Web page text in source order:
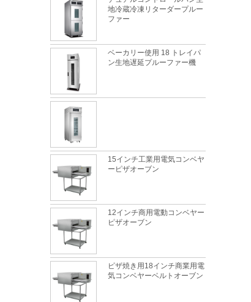
地冷蔵冷凍リターダープルー
ファー
ベーカリー使用 18 トレイパ
ン生地遅延プルーファー機
15インチ工業用電気コンベヤ
ーピザオーブン
12インチ商用電動コンベヤー
ピザオーブン
ピザ焼き用18インチ商業用電
気コンベヤーベルトオーブン
天板のトレイに最適な金属素材は何ですか?
これは完全に真実です。金属製の天板は、食
品に安全で、優れた熱伝導率、優れた耐久
性、長寿命、低価格という特徴を備えてお
り、依然として天板市場で主導的な役割を果
たしています。
最も一般的な問題と製パン中の10の理由
この箇所では、最も一般的な問題とその原因
について説明します。
グルテン形成に影響する主な要因は何ですか
毎日のベーキングで最も一般的で基本的な材
料の1つとして、小麦粉は見た目ほど単純で
はないため、パンの性能を制御するのは非常